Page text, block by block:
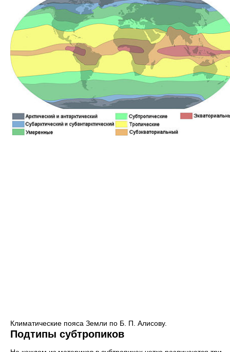
Климатические пояса Земли по Б. П. Алисову.
Подтипы субтропиков